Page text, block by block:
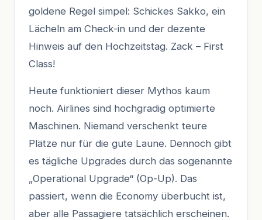
goldene Regel simpel: Schickes Sakko, ein
Lächeln am Check-in und der dezente
Hinweis auf den Hochzeitstag. Zack – First
Class!
Heute funktioniert dieser Mythos kaum
noch. Airlines sind hochgradig optimierte
Maschinen. Niemand verschenkt teure
Plätze nur für die gute Laune. Dennoch gibt
es tägliche Upgrades durch das sogenannte
„Operational Upgrade“ (Op-Up). Das
passiert, wenn die Economy überbucht ist,
aber alle Passagiere tatsächlich erscheinen.